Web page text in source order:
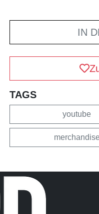
IN
TAGS
youtube